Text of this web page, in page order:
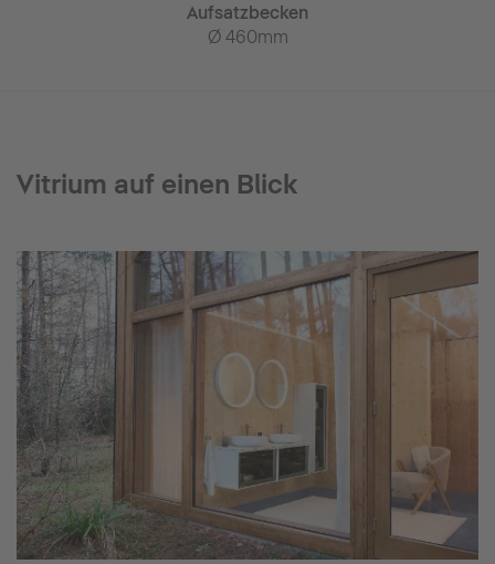
Aufsatzbecken
Ø 460mm
Vitrium auf einen Blick